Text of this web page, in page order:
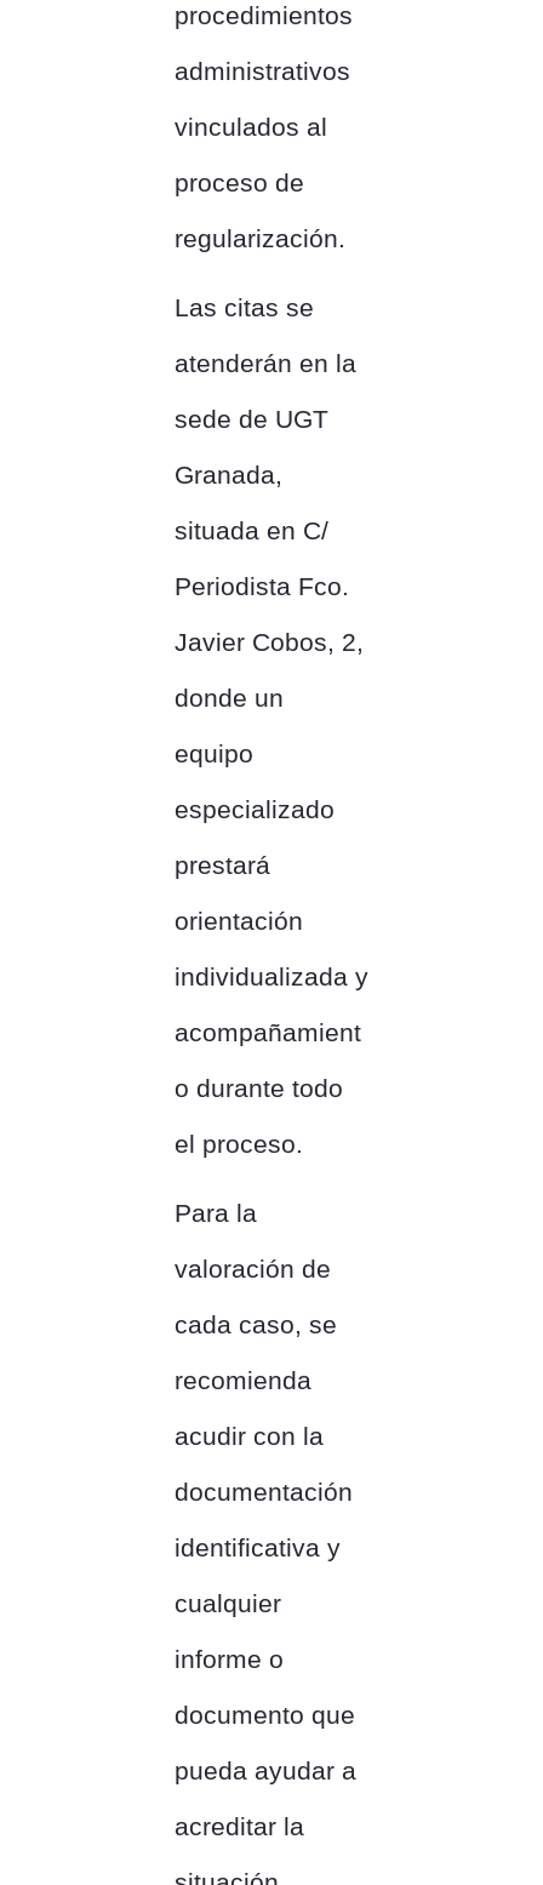
procedimientos
administrativos
vinculados al
proceso de
regularización.
Las citas se
atenderán en la
sede de UGT
Granada,
situada en C/
Periodista Fco.
Javier Cobos, 2,
donde un
equipo
especializado
prestará
orientación
individualizada y
acompañamient
o durante todo
el proceso.
Para la
valoración de
cada caso, se
recomienda
acudir con la
documentación
identificativa y
cualquier
informe o
documento que
pueda ayudar a
acreditar la